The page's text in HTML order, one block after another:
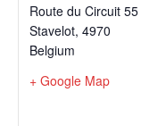
Route du Circuit 55
Stavelot, 4970
Belgium
+ Google Map